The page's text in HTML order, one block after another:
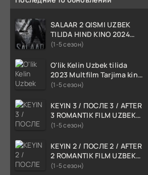
SALAAR 2 QISMI UZBEK
TILIDA HIND KINO 2024
TARJIMA 720p HD Skachat
(1-5 сезон)
O'lik Kelin Uzbek tilida
2023 Multfilm Tarjima kino
skachat
(1-5 сезон)
KEYIN 3 / ПОСЛЕ 3 / AFTER
3 ROMANTIK FILM UZBEK
TILIDA 2021 TARJIMA FILM
(1-5 сезон)
KEYIN 2 / ПОСЛЕ 2 / AFTER
2 ROMANTIK FILM UZBEK
TILIDA 2020 TARJIMA FILM
(1-5 сезон)